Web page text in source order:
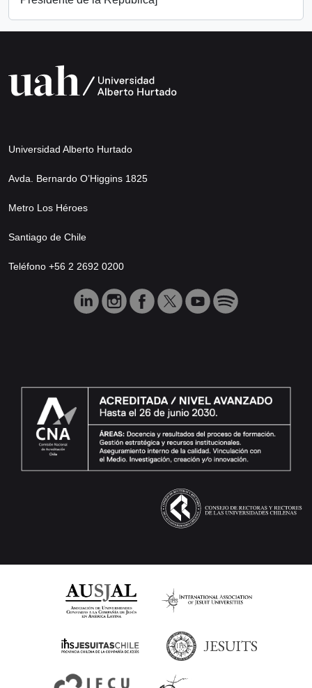
Universidad Alberto Hurtado
Avda. Bernardo O’Higgins 1825
Metro Los Héroes
Santiago de Chile
Teléfono +56 2 2692 0200